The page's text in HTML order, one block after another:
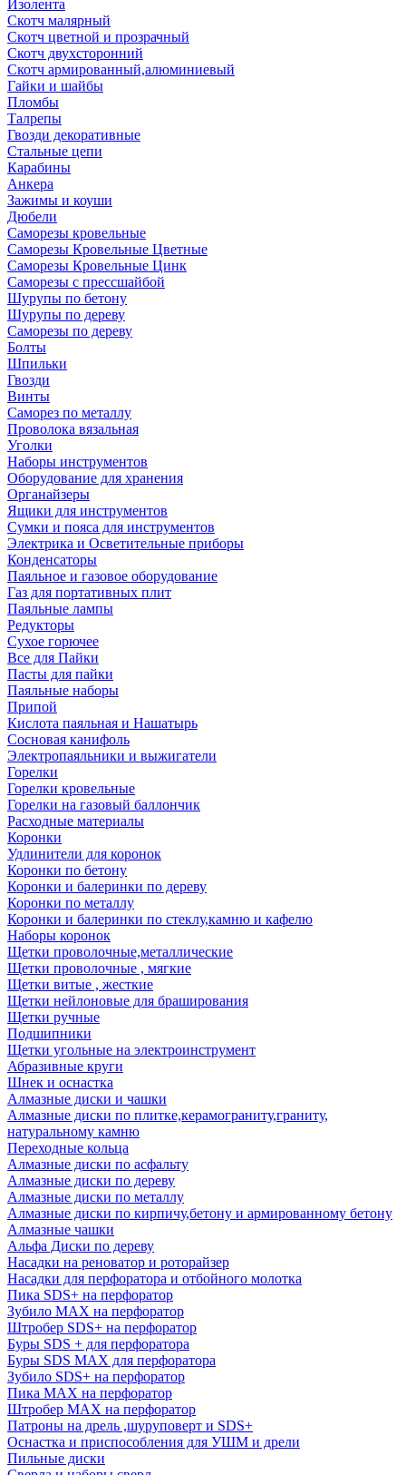
Изолента
Скотч малярный
Скотч цветной и прозрачный
Скотч двухсторонний
Скотч армированный,алюминиевый
Гайки и шайбы
Пломбы
Талрепы
Гвозди декоративные
Стальные цепи
Карабины
Анкера
Зажимы и коуши
Дюбели
Саморезы кровельные
Саморезы Кровельные Цветные
Саморезы Кровельные Цинк
Саморезы с прессшайбой
Шурупы по бетону
Шурупы по дереву
Саморезы по дереву
Болты
Шпильки
Гвозди
Винты
Саморез по металлу
Проволока вязальная
Уголки
Наборы инструментов
Оборудование для хранения
Органайзеры
Ящики для инструментов
Сумки и пояса для инструментов
Электрика и Осветительные приборы
Конденсаторы
Паяльное и газовое оборудование
Газ для портативных плит
Паяльные лампы
Редукторы
Сухое горючее
Все для Пайки
Пасты для пайки
Паяльные наборы
Припой
Кислота паяльная и Нашатырь
Сосновая канифоль
Электропаяльники и выжигатели
Горелки
Горелки кровельные
Горелки на газовый баллончик
Расходные материалы
Коронки
Удлинители для коронок
Коронки по бетону
Коронки и балеринки по дереву
Коронки по металлу
Коронки и балеринки по стеклу,камню и кафелю
Наборы коронок
Щетки проволочные,металлические
Щетки проволочные , мягкие
Щетки витые , жесткие
Щетки нейлоновые для браширования
Щетки ручные
Подшипники
Щетки угольные на электроинструмент
Абразивные круги
Шнек и оснастка
Алмазные диски и чашки
Алмазные диски по плитке,керамограниту,граниту,
натуральному камню
Переходные кольца
Алмазные диски по асфальту
Алмазные диски по дереву
Алмазные диски по металлу
Алмазные диски по кирпичу,бетону и армированному бетону
Алмазные чашки
Альфа Диски по дереву
Насадки на реноватор и роторайзер
Насадки для перфоратора и отбойного молотка
Пика SDS+ на перфоратор
Зубило MAX на перфоратор
Штробер SDS+ на перфоратор
Буры SDS + для перфоратора
Буры SDS MAX для перфоратора
Зубило SDS+ на перфоратор
Пика MAX на перфоратор
Штробер MAX на перфоратор
Патроны на дрель ,шуруповерт и SDS+
Оснастка и приспособления для УШМ и дрели
Пильные диски